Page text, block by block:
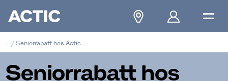
/ Seniorrabatt hos Actic
Seniorrabatt hos